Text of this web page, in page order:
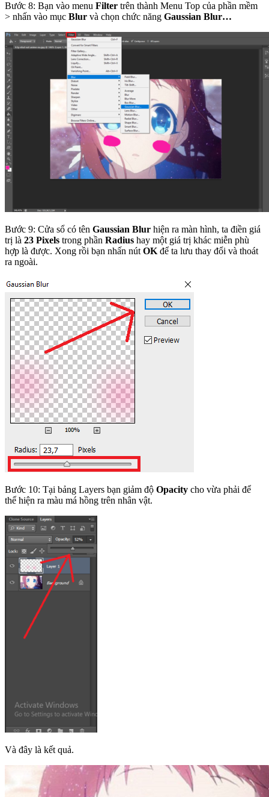
Bước 8: Bạn vào menu Filter trên thành Menu Top của phần mềm
> nhấn vào mục Blur và chọn chức năng Gaussian Blur…
Bước 9: Cửa sổ có tên Gaussian Blur hiện ra màn hình, ta điền giá
trị là 23 Pixels trong phần Radius hay một giá trị khác miễn phù
hợp là được. Xong rồi bạn nhấn nútOKđể ta lưu thay đổi và thoát
ra ngoài.
Bước 10: Tại bảng Layers bạn giảm độ Opacity cho vừa phải để
thể hiện ra màu má hồng trên nhân vật.
Và đây là kết quả.